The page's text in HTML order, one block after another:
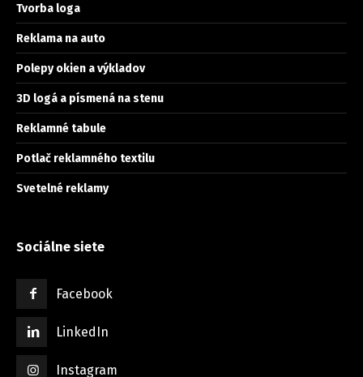
Tvorba loga
Reklama na auto
Polepy okien a výkladov
3D logá a písmená na stenu
Reklamné tabule
Potlač reklamného textilu
Svetelné reklamy
Sociálne siete
Facebook
LinkedIn
Instagram